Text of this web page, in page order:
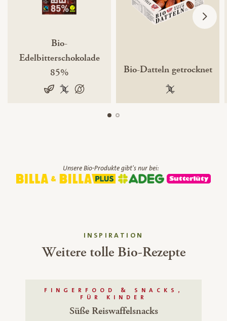
Bio-
Edelbitterschokolade
85%
100% pflanzlich
vegan100 % gentechnikfrei
100 % palmölfrei
Bio-Datteln getrocknet
100 %
Unsere Bio-Produkte gibt's nur bei:
INSPIRATION
Weitere tolle Bio-Rezepte
FINGERFOOD & SNACKS,
FÜR KINDER
Süße Reiswaffelsnacks